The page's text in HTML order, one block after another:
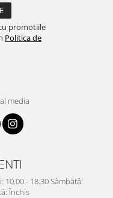
promotiile
Politica de
media
- 18.30 Sâmbătă:
Închis